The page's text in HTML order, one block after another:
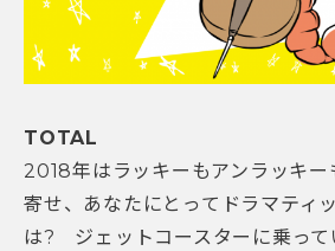
TOTAL
2018年はラッキーもアンラッキー
寄せ、あなたにとってドラマティ
は? ジェットコースターに乗って